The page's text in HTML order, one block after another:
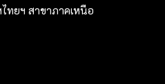
ทยฯ สาขาภาคเหนือ